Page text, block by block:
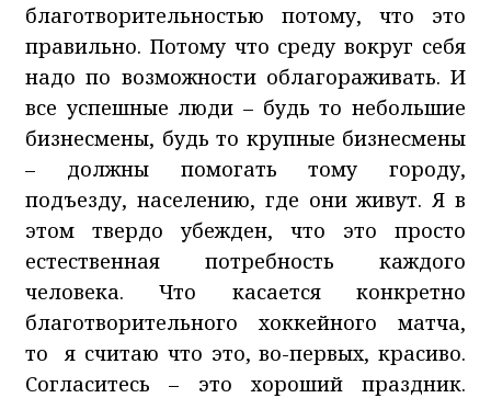
благотворительностью потому, что это
правильно. Потому что среду вокруг себя
надо по возможности облагораживать. И
все успешные люди – будь то небольшие
бизнесмены, будь то крупные бизнесмены
– должны помогать тому городу,
подъезду, населению, где они живут. Я в
этом твердо убежден, что это просто
естественная потребность каждого
человека. Что касается конкретно
благотворительного хоккейного матча,
то я считаю что это, во-первых, красиво.
Согласитесь – это хороший праздник.